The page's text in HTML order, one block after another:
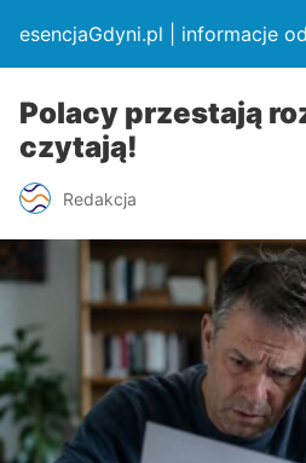
esencjaGdyni.pl | informacje
Polacy przestają
czytają!
Redakcja